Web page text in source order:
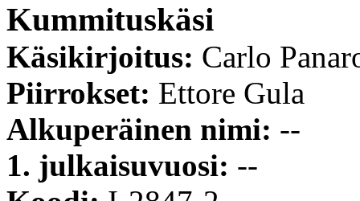
Kummituskäsi
Käsikirjoitus: Carlo
Piirrokset: Ettore Gula
Alkuperäinen nimi: --
1. julkaisuvuosi: --